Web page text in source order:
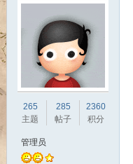
265
主题
285
帖子
2360
积分
管理员